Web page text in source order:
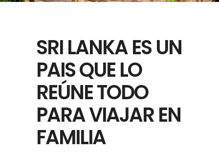
SRI LANKA ES UN
PAIS QUE LO
REÚNE TODO
PARA VIAJAR EN
FAMILIA